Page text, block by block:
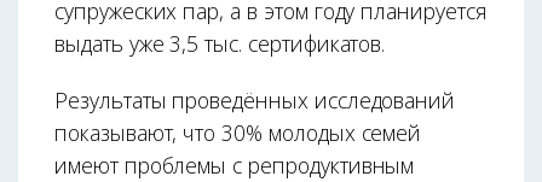
супружеских пар, а в этом году планируется
выдать уже 3,5 тыс. сертификатов.
Результаты проведённых исследований
показывают, что 30% молодых семей
имеют проблемы с репродуктивным